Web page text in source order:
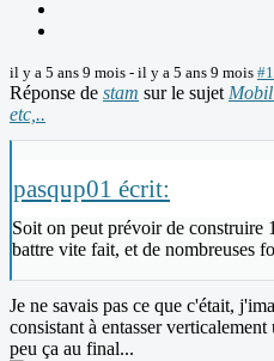
il y a 5 ans 9 mois - il y a 5 ans 9 mois
Réponse de stam sur le sujet
etc,..
pasqup01 écrit:
Soit on peut prévoir de construire
battre vite fait, et de nombreuses
Je ne savais pas ce que c'était,
consistant à entasser
peu ça au final...